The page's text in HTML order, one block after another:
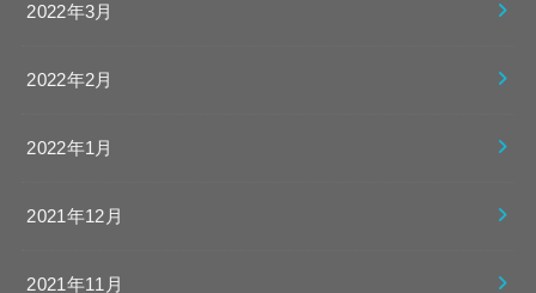
2022年3月
2022年2月
2022年1月
2021年12月
2021年11月